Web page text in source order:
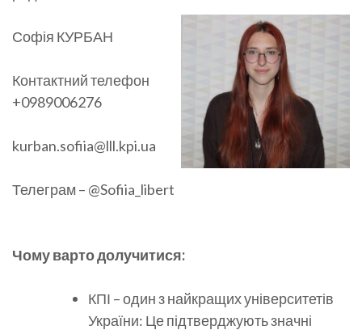
Софія КУРБАН
Контактний телефон
+0989006276
kurban.sofiia@lll.kpi.ua
Телеграм – @Sofiia_libert
Чому варто долучитися:
КПІ – один з найкращих університетів
України: Це підтверджують значні